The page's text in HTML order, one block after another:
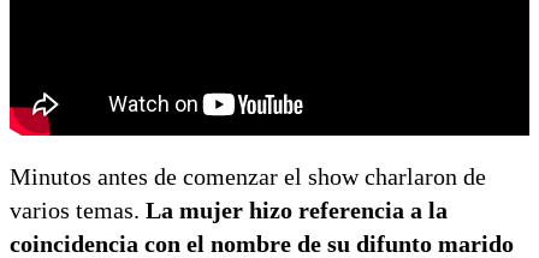
Minutos antes de comenzar el show charlaron de
varios temas. La mujer hizo referencia a la
coincidencia con el nombre de su difunto marido